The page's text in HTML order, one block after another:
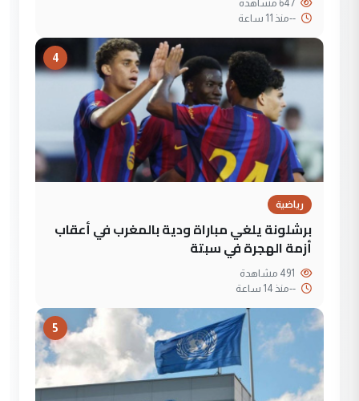
--منذ 11 ساعة
4
رياضية
برشلونة يلغي مباراة ودية بالمغرب في أعقاب
أزمة الهجرة في سبتة
--منذ 14 ساعة
5